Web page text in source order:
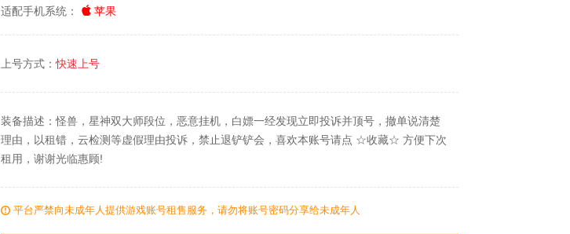
适配手机系统： 苹果
上号方式：快速上号
装备描述：怪兽，星神双大师段位，恶意挂机，白嫖一经发现立即投诉并顶号，撤单说清楚
理由，以租错，云检测等虚假理由投诉，禁止退铲铲会，喜欢本账号请点 ☆收藏☆ 方便下次
租用，谢谢光临惠顾!
平台严禁向未成年人提供游戏账号租售服务，请勿将账号密码分享给未成年人